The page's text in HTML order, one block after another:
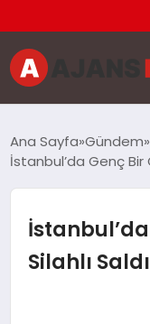
EKONOMI
GENEL
Ana Sayfa Gündem
İstanbul’da Genç Bir
Silahlı